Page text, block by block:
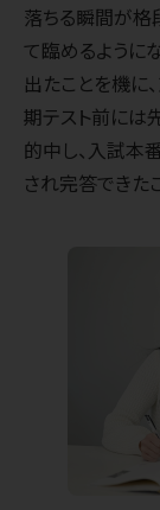
落ちる瞬間が格
て臨めるように
出たことを機に
期テスト前には
的中し、入試本
され完答できた